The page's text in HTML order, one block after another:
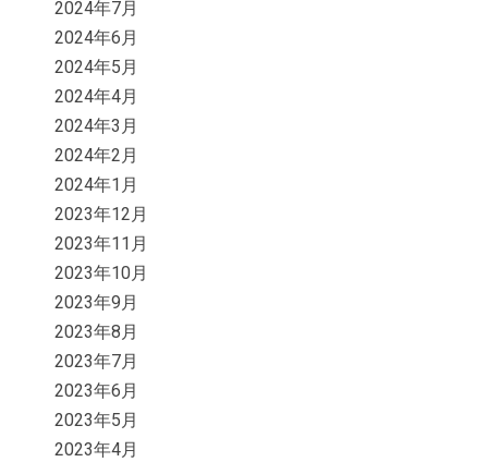
2024年7月
2024年6月
2024年5月
2024年4月
2024年3月
2024年2月
2024年1月
2023年12月
2023年11月
2023年10月
2023年9月
2023年8月
2023年7月
2023年6月
2023年5月
2023年4月